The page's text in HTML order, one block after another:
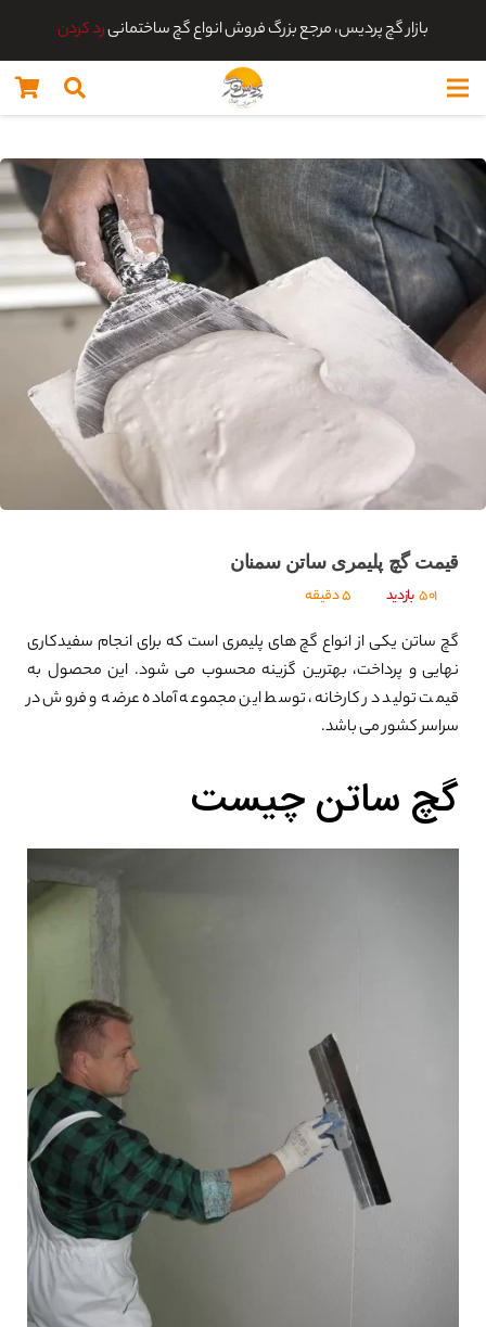
بازار گچ پردیس، مرجع بزرگ فروش انواع گچ ساختمانیرد کردن
قیمت گچ پلیمری ساتن سمنان
501بازدید 5 دقیقه
گچ ساتن یکی از انواع گچ های پلیمری است که برای انجام سفیدکاری
نهایی و پرداخت، بهترین گزینه محسوب می شود. این محصول به
قیمت تولید در کارخانه، توسط این مجموعه آماده عرضه و فروش در
سراسر کشور می باشد.
گچ ساتن چیست